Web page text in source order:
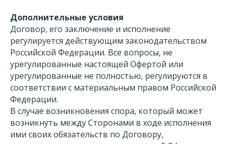
Дополнительные условия
Договор, его заключение и исполнение
регулируется действующим законодательством
Российской Федерации. Все вопросы, не
урегулированные настоящей Офертой или
урегулированные не полностью, регулируются в
соответствии с материальным правом Российской
Федерации.
В случае возникновения спора, который может
возникнуть между Сторонами в ходе исполнения
ими своих обязательств по Договору,